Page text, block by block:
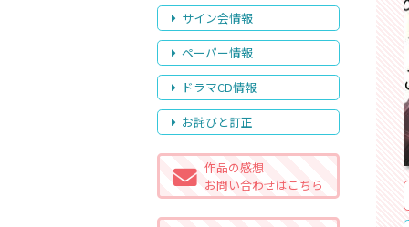
サイン会情報
ペーパー情報
ドラマCD情報
お詫びと訂正
作品の感想
お問い合わせはこちら